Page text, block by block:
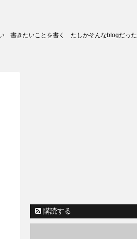
書きたいことを書く たしかそんなblogだった
購読する